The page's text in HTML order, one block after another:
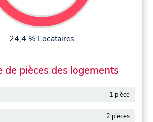
24,4 % Locataires
de pièces des logements
1 pièce
2 pièces